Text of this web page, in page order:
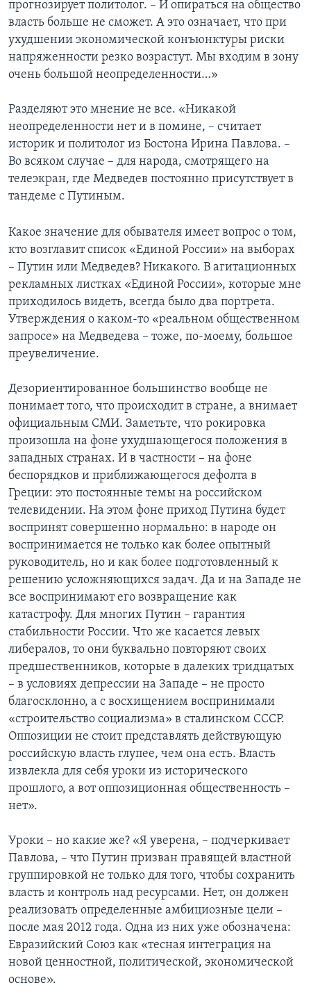
прогнозирует политолог. – И опираться на общество
власть больше не сможет. А это означает, что при
ухудшении экономической конъюнктуры риски
напряженности резко возрастут. Мы входим в зону
очень большой неопределенности…»
Разделяют это мнение не все. «Никакой
неопределенности нет и в помине, – считает
историк и политолог из Бостона Ирина Павлова. –
Во всяком случае – для народа, смотрящего на
телеэкран, где Медведев постоянно присутствует в
тандеме с Путиным.
Какое значение для обывателя имеет вопрос о том,
кто возглавит список «Единой России» на выборах
– Путин или Медведев? Никакого. В агитационных
рекламных листках «Единой России», которые мне
приходилось видеть, всегда было два портрета.
Утверждения о каком-то «реальном общественном
запросе» на Медведева – тоже, по-моему, большое
преувеличение.
Дезориентированное большинство вообще не
понимает того, что происходит в стране, а внимает
официальным СМИ. Заметьте, что рокировка
произошла на фоне ухудшающегося положения в
западных странах. И в частности – на фоне
беспорядков и приближающегося дефолта в
Греции: это постоянные темы на российском
телевидении. На этом фоне приход Путина будет
воспринят совершенно нормально: в народе он
воспринимается не только как более опытный
руководитель, но и как более подготовленный к
решению усложняющихся задач. Да и на Западе не
все воспринимают его возвращение как
катастрофу. Для многих Путин – гарантия
стабильности России. Что же касается левых
либералов, то они буквально повторяют своих
предшественников, которые в далеких тридцатых
– в условиях депрессии на Западе – не просто
благосклонно, а с восхищением воспринимали
«строительство социализма» в сталинском СССР.
Оппозиции не стоит представлять действующую
российскую власть глупее, чем она есть. Власть
извлекла для себя уроки из исторического
прошлого, а вот оппозиционная общественность –
нет».
Уроки – но какие же? «Я уверена, – подчеркивает
Павлова, – что Путин призван правящей властной
группировкой не только для того, чтобы сохранить
власть и контроль над ресурсами. Нет, он должен
реализовать определенные амбициозные цели –
после мая 2012 года. Одна из них уже обозначена:
Евразийский Союз как «тесная интеграция на
новой ценностной, политической, экономической
основе».